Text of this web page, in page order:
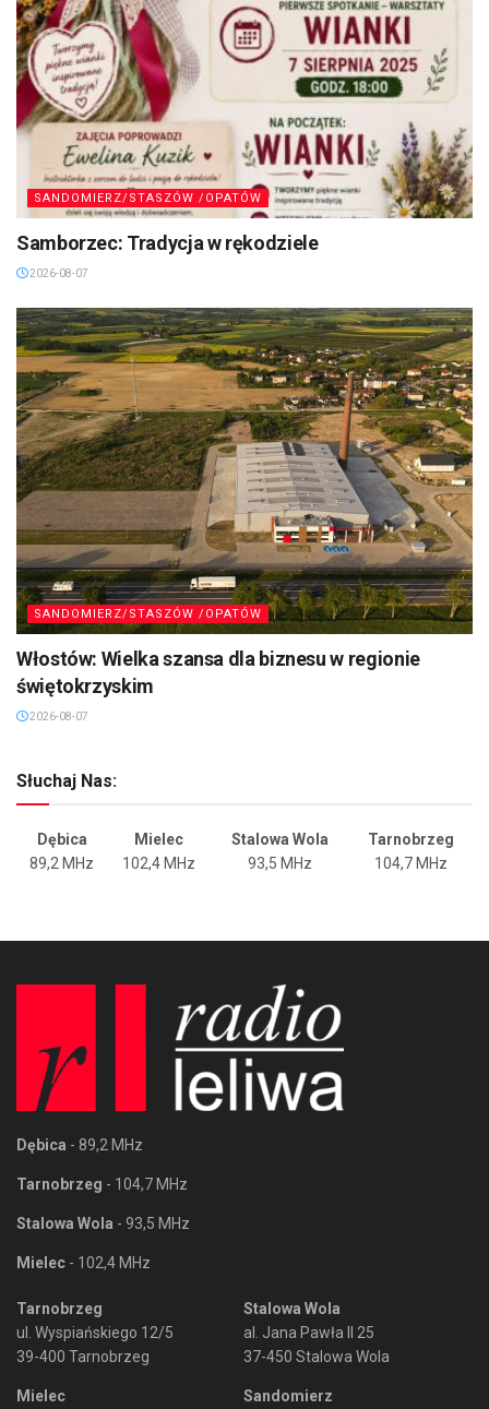
SANDOMIERZ/STASZÓW /OPATÓW
Samborzec: Tradycja w rękodziele
2026-08-07
SANDOMIERZ/STASZÓW /OPATÓW
Włostów: Wielka szansa dla biznesu w regionie
świętokrzyskim
2026-08-07
Słuchaj Nas:
Dębica Mielec Stalowa Wola
Tarnobrzeg
89,2 MHz
102,4 MHz 93,5 MHz 104,7 MHz
Dębica - 89,2 MHz
Tarnobrzeg - 104,7 MHz
Stalowa Wola - 93,5 MHz
Mielec - 102,4 MHz
Tarnobrzeg
ul. Wyspiańskiego 12/5
39-400 Tarnobrzeg
Mielec
Stalowa Wola
al. Jana Pawła II 25
37-450 Stalowa Wola
Sandomierz